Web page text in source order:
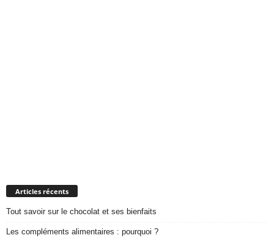
Articles récents
Tout savoir sur le chocolat et ses bienfaits
Les compléments alimentaires : pourquoi ?